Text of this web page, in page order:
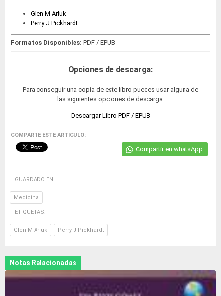
Glen M Arluk
Perry J Pickhardt
Formatos Disponibles: PDF / EPUB
Opciones de descarga:
Para conseguir una copia de este libro puedes usar alguna de
las siguientes opciones de descarga:
Descargar Libro PDF / EPUB
COMPARTE ESTE ARTICULO:
Compartir en whatsApp
GUARDADO EN
Medicina
ETIQUETAS:
Glen M Arluk Perry J Pickhardt
Notas Relacionadas